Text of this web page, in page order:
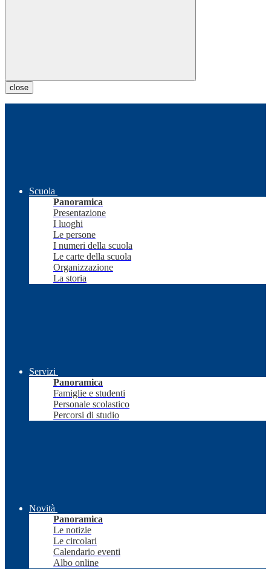
close
Scuola
Panoramica
Presentazione
I luoghi
Le persone
I numeri della scuola
Le carte della scuola
Organizzazione
La storia
Servizi
Panoramica
Famiglie e studenti
Personale scolastico
Percorsi di studio
Novità
Panoramica
Le notizie
Le circolari
Calendario eventi
Albo online